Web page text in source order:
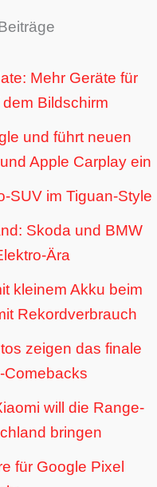
Mehr Geräte für
Bildschirm
und führt neuen
Apple Carplay ein
SUV im Tiguan-Style
Skoda und BMW
Ära
kleinem Akku beim
Rekordverbrauch
zeigen das finale
Comebacks
will die Range-
bringen
für Google Pixel